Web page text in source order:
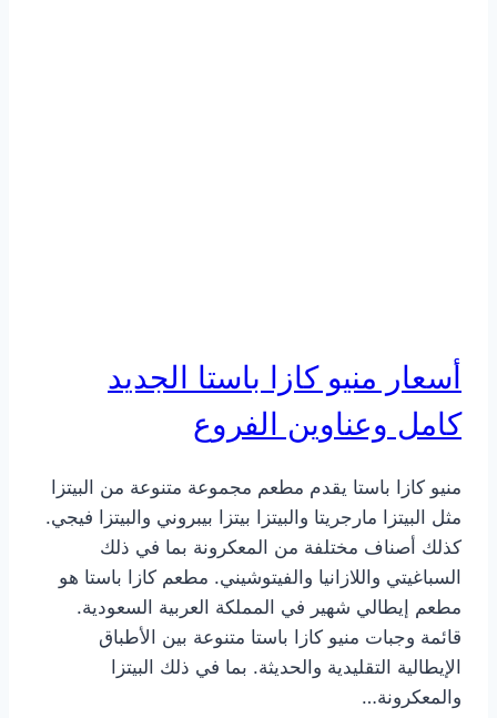
أسعار منيو كازا باستا الجديد
كامل وعناوين الفروع
منيو كازا باستا يقدم مطعم مجموعة متنوعة من البيتزا
مثل البيتزا مارجريتا والبيتزا بيتزا بيبروني والبيتزا فيجي.
كذلك أصناف مختلفة من المعكرونة بما في ذلك
السباغيتي واللازانيا والفيتوشيني. مطعم كازا باستا هو
مطعم إيطالي شهير في المملكة العربية السعودية.
قائمة وجبات منيو كازا باستا متنوعة بين الأطباق
الإيطالية التقليدية والحديثة. بما في ذلك البيتزا
والمعكرونة…